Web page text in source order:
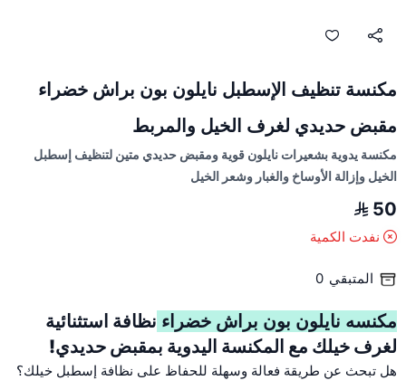
مكنسة تنظيف الإسطبل نايلون بون براش خضراء
مقبض حديدي لغرف الخيل والمربط
مكنسة يدوية بشعيرات نايلون قوية ومقبض حديدي متين لتنظيف إسطبل
الخيل وإزالة الأوساخ والغبار وشعر الخيل
50
نفدت الكمية
المتبقي 0
مكنسه نايلون بون براش خضراء نظافة استثنائية
لغرف خيلك مع المكنسة اليدوية بمقبض حديدي!
هل تبحث عن طريقة فعالة وسهلة للحفاظ على نظافة إسطبل خيلك؟